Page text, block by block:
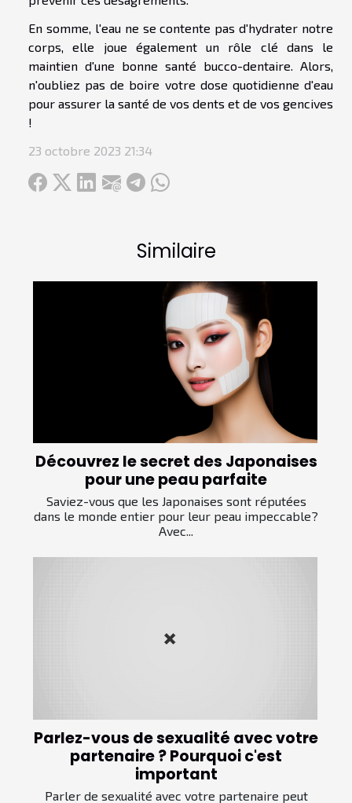
Similaire
Découvrez le secret des Japonaises
pour une peau parfaite
Saviez-vous que les Japonaises sont réputées
dans le monde entier pour leur peau impeccable?
Avec...
Parlez-vous de sexualité avec votre
partenaire ? Pourquoi c'est
important
Parler de sexualité avec votre partenaire peut
En somme, l'eau ne se contente pas d'hydrater notre
corps, elle joue également un rôle clé dans le
maintien d'une bonne santé bucco-dentaire. Alors,
n'oubliez pas de boire votre dose quotidienne d'eau
pour assurer la santé de vos dents et de vos gencives
!
23 octobre 2023 21:34